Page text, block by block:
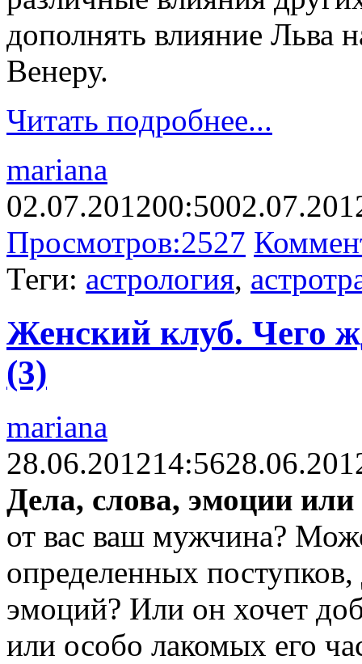
дополнять влияние Льва
Венеру.
Читать подробнее...
mariana
02.07.201200:50
Просмотров:2527
Теги: астрология,
Женский клуб. Чего
(3)
mariana
28.06.201214:56
Дела, слова, эмоции
от вас ваш мужчина?
определенных
эмоций? Или он хочет
или особо лакомых его